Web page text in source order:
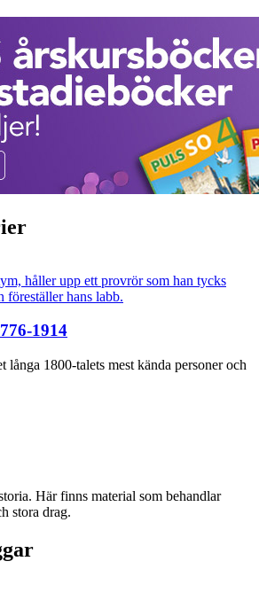
1914
långa 1800-talets mest kända personer och
Här finns material som behandlar
stora drag.